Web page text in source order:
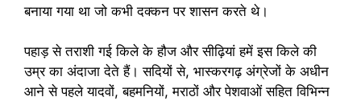
बनाया गया था जो कभी दक्कन पर शासन करते थे।
पहाड़ से तराशी गई किले के हौज और सीढ़ियां हमें इस किले की
उम्र का अंदाजा देते हैं। सदियों से, भास्करगढ़ अंग्रेजों के अधीन
आने से पहले यादवों, बहमनियों, मराठों और पेशवाओं सहित विभिन्न